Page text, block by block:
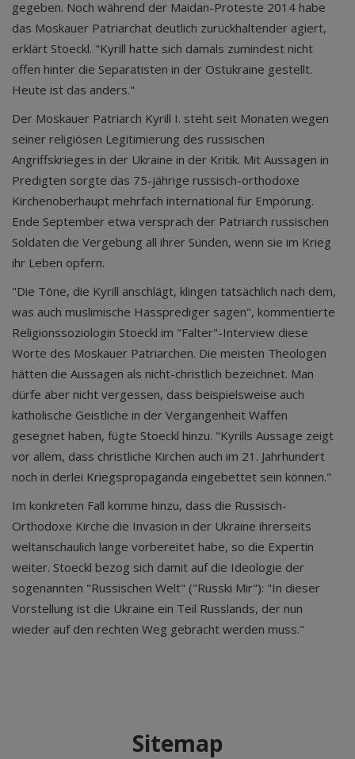
gegeben. Noch während der Maidan-Proteste 2014 habe
das Moskauer Patriarchat deutlich zurückhaltender agiert,
erklärt Stoeckl. "Kyrill hatte sich damals zumindest nicht
offen hinter die Separatisten in der Ostukraine gestellt.
Heute ist das anders."
Der Moskauer Patriarch Kyrill I. steht seit Monaten wegen
seiner religiösen Legitimierung des russischen
Angriffskrieges in der Ukraine in der Kritik. Mit Aussagen in
Predigten sorgte das 75-jährige russisch-orthodoxe
Kirchenoberhaupt mehrfach international für Empörung.
Ende September etwa versprach der Patriarch russischen
Soldaten die Vergebung all ihrer Sünden, wenn sie im Krieg
ihr Leben opfern.
"Die Töne, die Kyrill anschlägt, klingen tatsächlich nach dem,
was auch muslimische Hassprediger sagen", kommentierte
Religionssoziologin Stoeckl im "Falter"-Interview diese
Worte des Moskauer Patriarchen. Die meisten Theologen
hätten die Aussagen als nicht-christlich bezeichnet. Man
dürfe aber nicht vergessen, dass beispielsweise auch
katholische Geistliche in der Vergangenheit Waffen
gesegnet haben, fügte Stoeckl hinzu. "Kyrills Aussage zeigt
vor allem, dass christliche Kirchen auch im 21. Jahrhundert
noch in derlei Kriegspropaganda eingebettet sein können."
Im konkreten Fall komme hinzu, dass die Russisch-
Orthodoxe Kirche die Invasion in der Ukraine ihrerseits
weltanschaulich lange vorbereitet habe, so die Expertin
weiter. Stoeckl bezog sich damit auf die Ideologie der
sogenannten "Russischen Welt" ("Russki Mir"): "In dieser
Vorstellung ist die Ukraine ein Teil Russlands, der nun
wieder auf den rechten Weg gebracht werden muss."
Sitemap